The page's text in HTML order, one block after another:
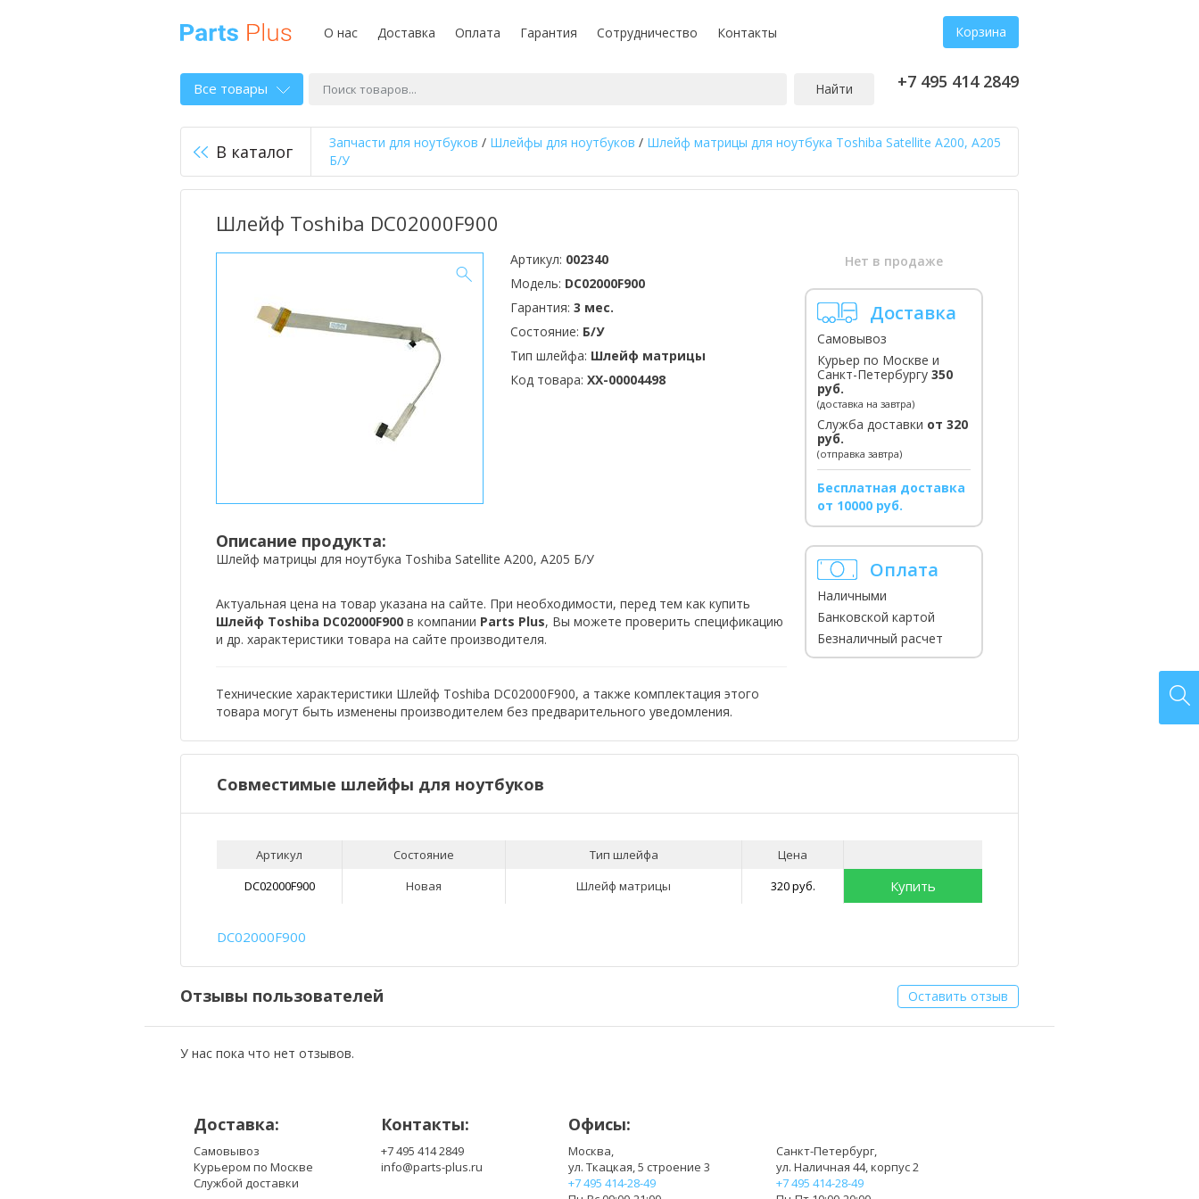
О нас Доставка Оплата Гарантия Сотрудничество Контакты Корзина
Все товары Найти +7 495 414 2849
В каталог Запчасти для ноутбуков / Шлейфы для ноутбуков / Шлейф матрицы для ноутбука Toshiba Satellite A200, A205
Б/У
Шлейф Toshiba DC02000F900
Артикул: 002340
Модель: DC02000F900
Гарантия: 3 мес.
Состояние: Б/У
Тип шлейфа: Шлейф матрицы
Код товара: XX-00004498
Описание продукта:
Шлейф матрицы для ноутбука Toshiba Satellite A200, A205 Б/У
Актуальная цена на товар указана на сайте. При необходимости, перед тем как купить
Шлейф Toshiba DC02000F900 в компании Parts Plus, Вы можете проверить спецификацию
и др. характеристики товара на сайте производителя.
Технические характеристики Шлейф Toshiba DC02000F900, а также комплектация этого
товара могут быть изменены производителем без предварительного уведомления.
Нет в продаже
Доставка
Самовывоз
Курьер по Москве и
Санкт-Петербургу 350
руб.
(доставка на завтра)
Служба доставки от 320
руб.
(отправка завтра)
Бесплатная доставка
от 10000 руб.
Оплата
Наличными
Банковской картой
Безналичный расчет
Совместимые шлейфы для ноутбуков
Артикул Состояние Тип шлейфа
Цена
DC02000F900
Новая Шлейф матрицы 320 руб. Купить
DC02000F900
Отзывы пользователей Оставить отзыв
У нас пока что нет отзывов.
Доставка:
Самовывоз
Курьером по Москве
Службой доставки
Контакты:
+7 495 414 2849
info@parts-plus.ru
Офисы:
Москва,
ул. Ткацкая, 5 строение 3
+7 495 414-28-49
Санкт-Петербург,
ул. Наличная 44, корпус 2
+7 495 414-28-49